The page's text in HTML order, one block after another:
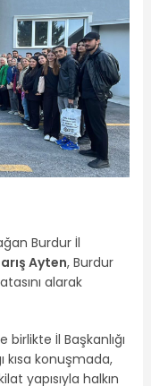
Burdur İl
Ayten, Burdur
alarak
İl Başkanlığı
kısa konuşmada,
yapısıyla halkın